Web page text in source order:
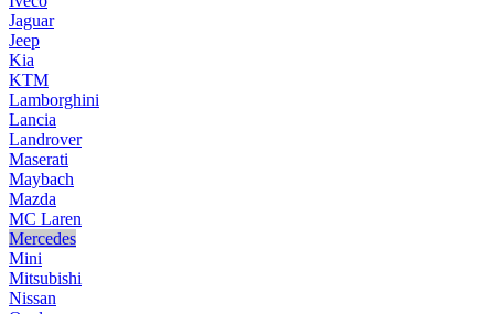
Jaguar
Jeep
Kia
KTM
Lamborghini
Lancia
Landrover
Maserati
Maybach
Mazda
MC Laren
Mercedes
Mini
Mitsubishi
Nissan